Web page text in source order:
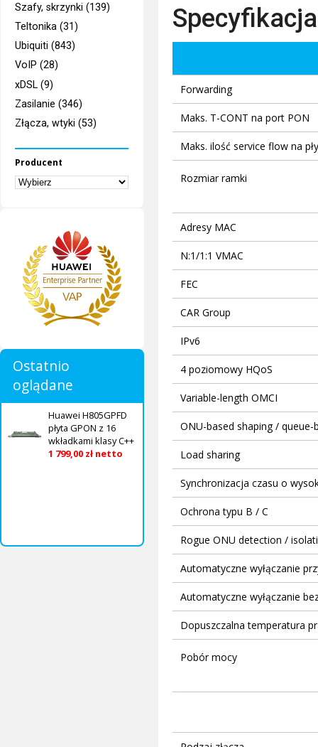
Szafy, skrzynki (139)
Teltonika (31)
Ubiquiti (843)
VoIP (28)
xDSL (9)
Zasilanie (346)
Złącza, wtyki (53)
Producent
Ostatnio
oglądane
Huawei H805GPFD
płyta GPON z 16
wkładkami klasy C++
1 799,00 zł netto
Forwarding
Maks. T-CONT na port PON
Maks. ilość service flow na
Rozmiar ramki
Adresy MAC
N:1/1:1 VMAC
FEC
CAR Group
IPv6
4 poziomowy HQoS
Variable-length OMCI
ONU-based shaping / queue-
Load sharing
Synchronizacja czasu o
Ochrona typu B / C
Rogue ONU detection /
Automatyczne wyłączanie
Automatyczne wyłączanie
Dopuszczalna temperatura
Pobór mocy